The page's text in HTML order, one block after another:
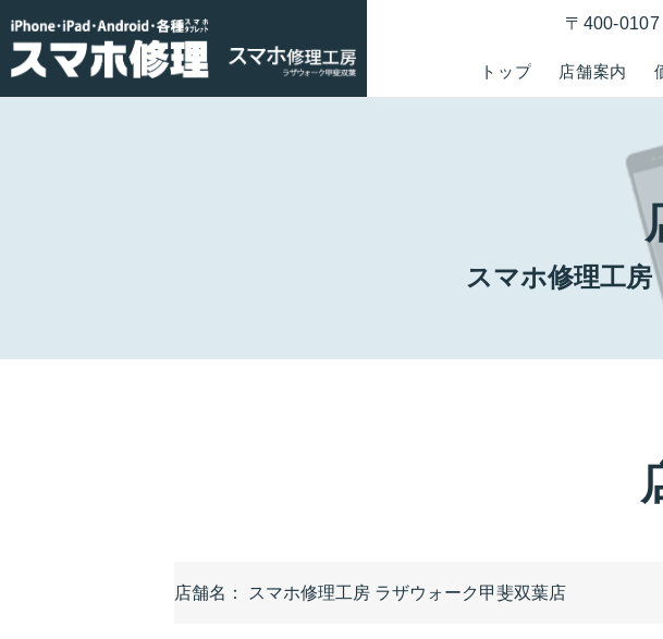
トップ 店舗案内
〒400-
スマホ修理工房
店舗名： スマホ修理工房 ラザウォーク甲斐双葉店